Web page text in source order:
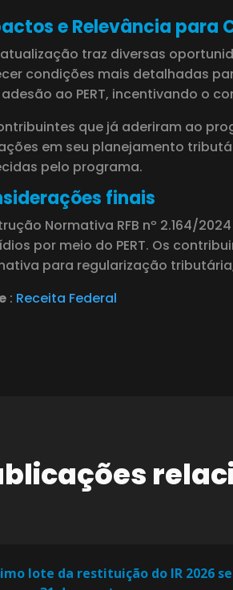
e Relevância para
atualização traz diversas
condições mais detalhadas
ao PERT, incentivando o
que já aderiram ao
em seu planejamento
pelo programa.
finais
Normativa RFB nº 2.164/
por meio do PERT. Os
para regularização
: Receita Federal
lote da restituição do IR 2026